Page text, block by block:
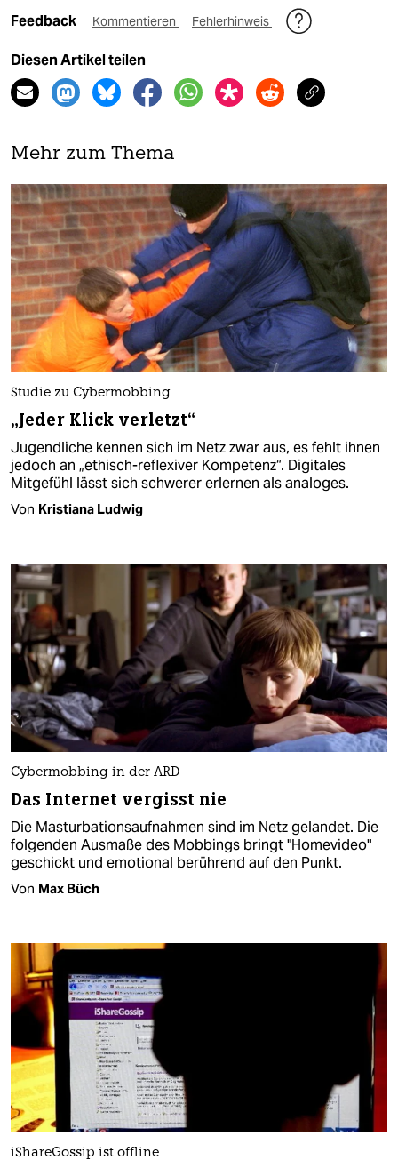
Feedback Kommentieren Fehlerhinweis
Diesen Artikel teilen
Mehr zum Thema
Studie zu Cybermobbing
„Jeder Klick verletzt“
Jugendliche kennen sich im Netz zwar aus, es fehlt ihnen
jedoch an „ethisch-reflexiver Kompetenz“. Digitales
Mitgefühl lässt sich schwerer erlernen als analoges.
Von Kristiana Ludwig
Cybermobbing in der ARD
Das Internet vergisst nie
Die Masturbationsaufnahmen sind im Netz gelandet. Die
folgenden Ausmaße des Mobbings bringt "Homevideo"
geschickt und emotional berührend auf den Punkt.
Von Max Büch
iShareGossip ist offline